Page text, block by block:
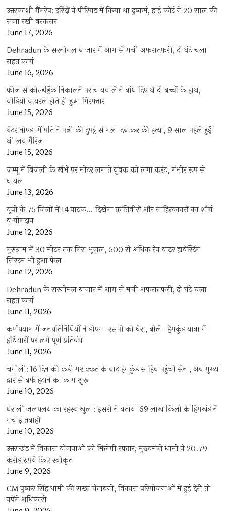
उत्तरकाशी गैंगरेप: दरिंदों ने पीरियड में किया था दुष्कर्म, हाई कोर्ट ने 20 साल की
सजा रखी बरकरार
June 17, 2026
Dehradun के सरनीमल बाजार में आग से मची अफरातफरी, दो घंटे चला
राहत कार्य
June 16, 2026
फ्रीज से कोल्डड्रिंक निकालने पर चायवाले ने बांध दिए थे दो बच्चों के हाथ,
वीडियो वायरल होते ही हुआ गिरफ्तार
June 15, 2026
ग्रेटर नोएडा में पति ने पत्नी की दुपट्टे से गला दबाकर की हत्या, 9 साल पहले हुई
थी लव मैरिज
June 15, 2026
जम्मू में बिजली के खंभे पर मीटर लगाते युवक को लगा करंट, गंभीर रूप से
घायल
June 13, 2026
यूपी के 75 जिलों में 14 नाटक… दिखेगा क्रांतिवीरों और साहित्यकारों का शौर्य
व योगदान
June 12, 2026
गुरुग्राम में 30 मीटर तक गिरा भूजल, 600 से अधिक रेन वाटर हार्वेस्टिंग
सिस्टम भी हुआ फेल
June 12, 2026
Dehradun के सरनीमल बाजार में आग से मची अफरातफरी, दो घंटे चला
राहत कार्य
June 11, 2026
कर्णप्रयाग में जनप्रतिनिधियों ने डीएम-एसपी को घेरा, बोले- हेमकुंड यात्रा में
हथियारों पर लगे पूर्ण प्रतिबंध
June 11, 2026
चमोली: 16 दिन की कड़ी मशक्कत के बाद हेमकुंड साहिब पहुंची सेना, अब मुख्य
द्वार से बर्फ हटाने का काम शुरू
June 10, 2026
धराली जलप्रलय का रहस्य खुला: इसरो ने बताया 69 लाख किलो के हिमखंड ने
मचाई तबाही
June 10, 2026
उत्तराखंड में विकास योजनाओं को मिलेगी रफ्तार, मुख्यमंत्री धामी ने 20.79
करोड़ रुपये किए स्वीकृत
June 9, 2026
CM पुष्कर सिंह धामी की सख्त चेतावनी, विकास परियोजनाओं में हुई देरी तो
नपेंगे अधिकारी